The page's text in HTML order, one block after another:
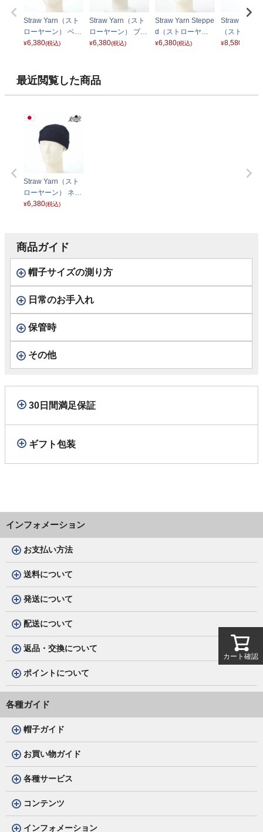
Straw Yarn（スト
ローヤーン） ベー
ジュ
¥6,380(税込)
Straw Yarn（スト
ローヤーン） ブラ
ック
¥6,380(税込)
Straw Yarn Steppe
d（ストローヤー
ン ステップド） ブ
¥6,380(税込)
Straw Yarn
（ストロー
キャス） イ
¥8,580
最近閲覧した商品
Straw Yarn（スト
ローヤーン） ネイ
ビー
¥6,380(税込)
商品ガイド
帽子サイズの測り方
日常のお手入れ
保管時
その他
30日間満足保証
ギフト包装
インフォメーション
お支払い方法
送料について
発送について
配送について
返品・交換について
ポイントについて
各種ガイド
帽子ガイド
お買い物ガイド
各種サービス
コンテンツ
インフォメーション
カート確認